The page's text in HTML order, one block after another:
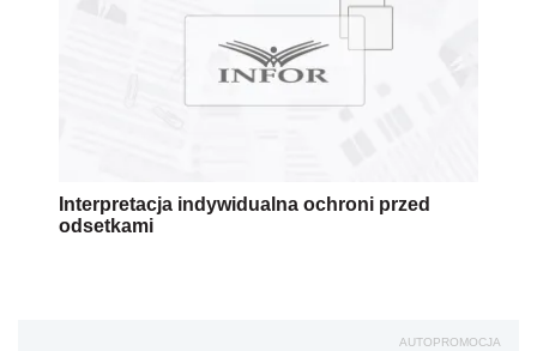
Interpretacja indywidualna ochroni przed
odsetkami
AUTOPROMOCJA